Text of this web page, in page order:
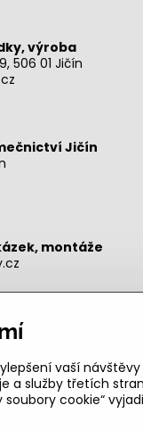
výroba
506 01 Jičín
Jičín
montáže
pro oblast Jičín
vaší
a služby třetích
soubory cookie“